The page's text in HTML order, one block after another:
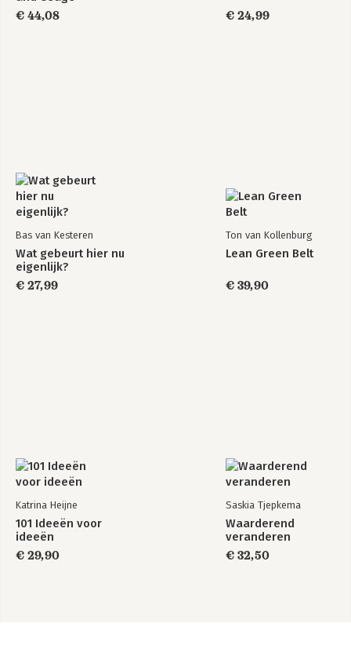
€ 44,08
€ 24,99
Bas van Kesteren
Wat gebeurt hier nu
eigenlijk?
€ 27,99
Ton van Kollenburg
Lean Green Belt
€ 39,90
Katrina Heijne
101 Ideeën voor
ideeën
€ 29,90
Saskia Tjepkema
Waarderend
veranderen
€ 32,50